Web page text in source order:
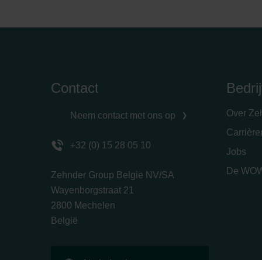
Contact
Neem contact met ons op
+32 (0) 15 28 05 10
Zehnder Group België NV/SA
Wayenborgstraat 21
2800 Mechelen
België
Over
Jobs
De